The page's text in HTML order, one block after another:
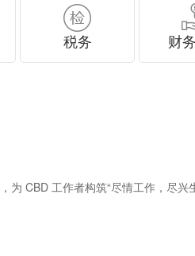
税务 财
CBD 工作者构筑“尽情工作，尽